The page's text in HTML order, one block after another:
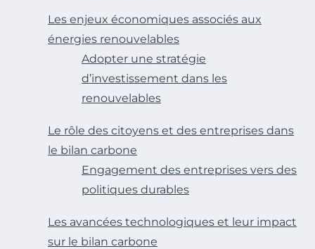
Les enjeux économiques associés aux
énergies renouvelables
Adopter une stratégie
d’investissement dans les
renouvelables
Le rôle des citoyens et des entreprises dans
le bilan carbone
Engagement des entreprises vers des
politiques durables
Les avancées technologiques et leur impact
sur le bilan carbone